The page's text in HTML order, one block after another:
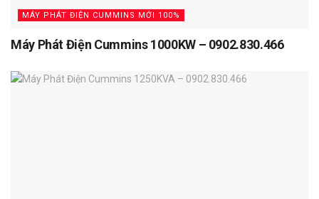
MÁY PHÁT ĐIỆN CUMMINS MỚI 100%
Máy Phát Điện Cummins 1000KW – 0902.830.466